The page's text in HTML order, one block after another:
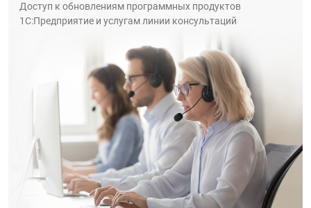
Доступ к обновлениям программных продуктов
1С:Предприятие и услугам линии консультаций